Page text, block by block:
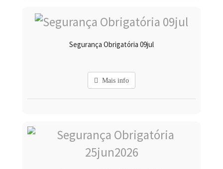
Segurança Obrigatória 09jul
Mais info